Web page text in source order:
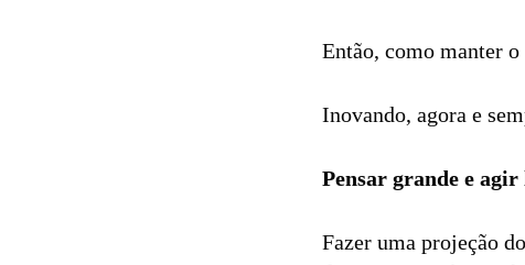
Então, como manter o
Inovando, agora e
Pensar grande e agir
Fazer uma projeção